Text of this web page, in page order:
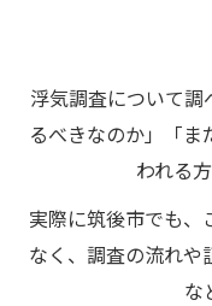
浮気調査について
るべきなのか」「
われる
実際に筑後市でも、
なく、調査の流れ
な